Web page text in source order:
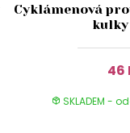
Cyklámenová
46
SKLADEM -